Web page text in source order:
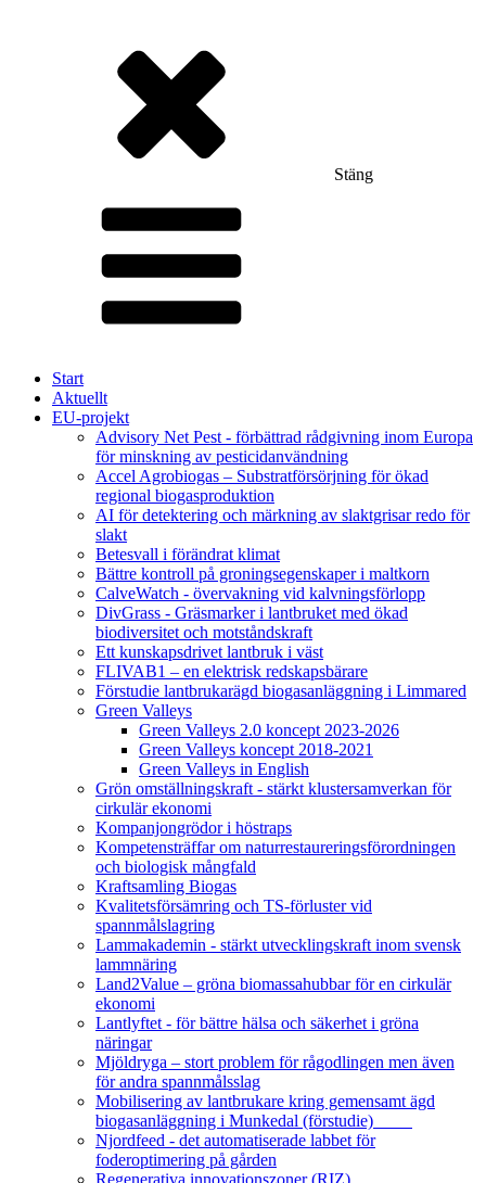
Stäng
Start
Aktuellt
EU-projekt
Advisory Net Pest - förbättrad rådgivning inom Europa
för minskning av pesticidanvändning
Accel Agrobiogas – Substratförsörjning för ökad
regional biogasproduktion
AI för detektering och märkning av slaktgrisar redo för
slakt
Betesvall i förändrat klimat
Bättre kontroll på groningsegenskaper i maltkorn
CalveWatch - övervakning vid kalvningsförlopp
DivGrass - Gräsmarker i lantbruket med ökad
biodiversitet och motståndskraft
Ett kunskapsdrivet lantbruk i väst
FLIVAB1 – en elektrisk redskapsbärare
Förstudie lantbrukarägd biogasanläggning i Limmared
Green Valleys
Green Valleys 2.0 koncept 2023-2026
Green Valleys koncept 2018-2021
Green Valleys in English
Grön omställningskraft - stärkt klustersamverkan för
cirkulär ekonomi
Kompanjongrödor i höstraps
Kompetensträffar om naturrestaureringsförordningen
och biologisk mångfald
Kraftsamling Biogas
Kvalitetsförsämring och TS-förluster vid
spannmålslagring
Lammakademin - stärkt utvecklingskraft inom svensk
lammnäring
Land2Value – gröna biomassahubbar för en cirkulär
ekonomi
Lantlyftet - för bättre hälsa och säkerhet i gröna
näringar
Mjöldryga – stort problem för rågodlingen men även
för andra spannmålsslag
Mobilisering av lantbrukare kring gemensamt ägd
biogasanläggning i Munkedal (förstudie)
Njordfeed - det automatiserade labbet för
foderoptimering på gården
Regenerativa innovationszoner (RIZ)